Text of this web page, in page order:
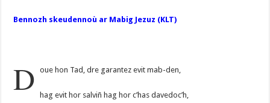
Bennozh skeudennoù ar Mabig Jezuz (KLT)
D oue hon Tad, dre garantez evit mab-den,
hag evit hor salviñ hag hor c’has davedoc’h,